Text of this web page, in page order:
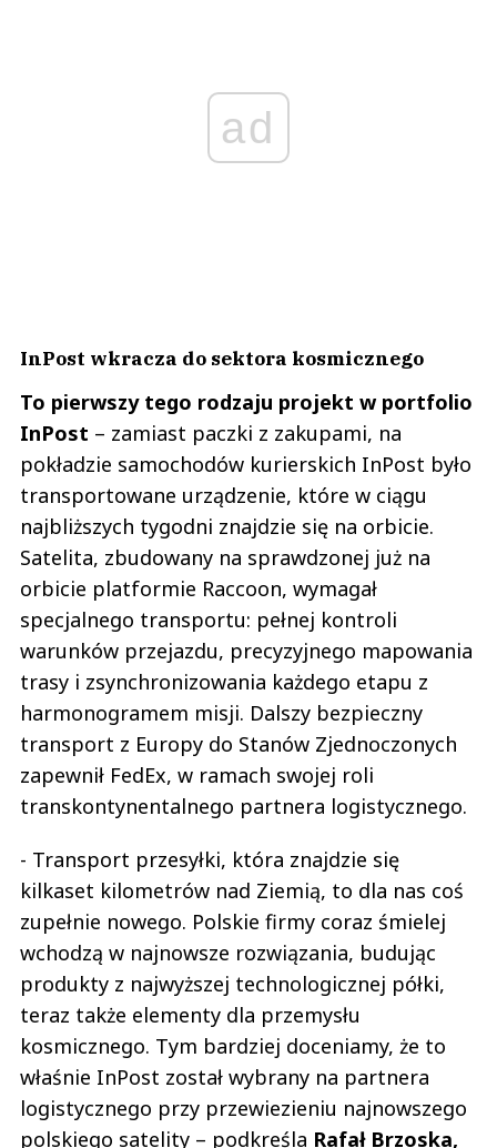
ad
InPost wkracza do sektora kosmicznego
To pierwszy tego rodzaju projekt w portfolio
InPost – zamiast paczki z zakupami, na
pokładzie samochodów kurierskich InPost było
transportowane urządzenie, które w ciągu
najbliższych tygodni znajdzie się na orbicie.
Satelita, zbudowany na sprawdzonej już na
orbicie platformie Raccoon, wymagał
specjalnego transportu: pełnej kontroli
warunków przejazdu, precyzyjnego mapowania
trasy i zsynchronizowania każdego etapu z
harmonogramem misji. Dalszy bezpieczny
transport z Europy do Stanów Zjednoczonych
zapewnił FedEx, w ramach swojej roli
transkontynentalnego partnera logistycznego.
- Transport przesyłki, która znajdzie się
kilkaset kilometrów nad Ziemią, to dla nas coś
zupełnie nowego. Polskie firmy coraz śmielej
wchodzą w najnowsze rozwiązania, budując
produkty z najwyższej technologicznej półki,
teraz także elementy dla przemysłu
kosmicznego. Tym bardziej doceniamy, że to
właśnie InPost został wybrany na partnera
logistycznego przy przewiezieniu najnowszego
polskiego satelity – podkreśla Rafał Brzoska,